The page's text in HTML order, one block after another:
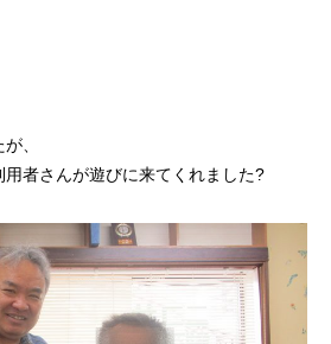
、
用者さんが遊びに来てくれました?